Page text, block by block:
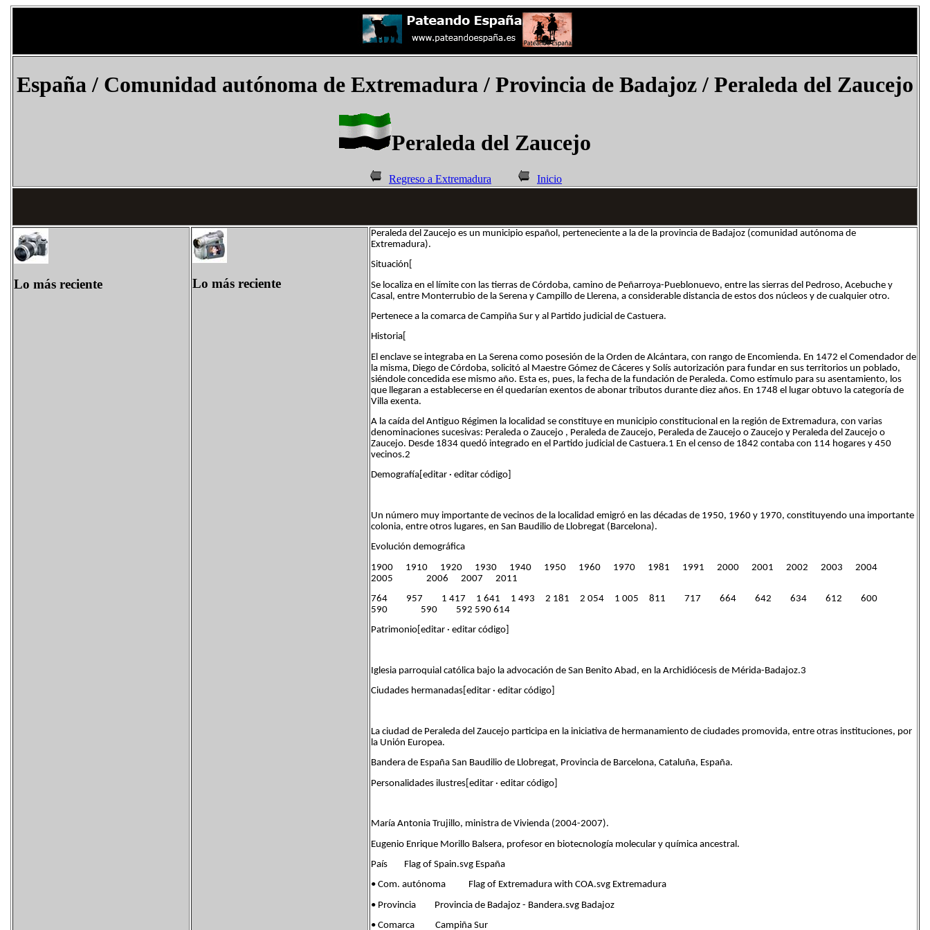
España/ Comunidad autónoma de Extremadura/ Provincia de Badajoz / Peraleda del Zaucejo
Peraleda del Zaucejo
Regreso a Extremadura Inicio
Lo más reciente Lo más reciente
Peraleda del Zaucejo es un municipio español, perteneciente a la de la provincia de Badajoz (comunidad autónoma de
Extremadura).
Situación[
Se localiza en el límite con las tierras de Córdoba, camino de Peñarroya-Pueblonuevo, entre las sierras del Pedroso, Acebuche y
Casal, entre Monterrubio de la Serena y Campillo de Llerena, a considerable distancia de estos dos núcleos y de cualquier otro.
Pertenece a la comarca de Campiña Sur y al Partido judicial de Castuera.
Historia[
El enclave se integraba en La Serena como posesión de la Orden de Alcántara, con rango de Encomienda. En 1472 el Comendador de
la misma, Diego de Córdoba, solicitó al Maestre Gómez de Cáceres y Solís autorización para fundar en sus territorios un poblado,
siéndole concedida ese mismo año. Esta es, pues, la fecha de la fundación de Peraleda. Como estímulo para su asentamiento, los
que llegaran a establecerse en él quedarían exentos de abonar tributos durante diez años. En 1748 el lugar obtuvo la categoría de
Villa exenta.
A la caída del Antiguo Régimen la localidad se constituye en municipio constitucional en la región de Extremadura, con varias
denominaciones sucesivas: Peraleda o Zaucejo , Peraleda de Zaucejo, Peraleda de Zaucejo o Zaucejo y Peraleda del Zaucejo o
Zaucejo. Desde 1834 quedó integrado en el Partido judicial de Castuera.1 En el censo de 1842 contaba con 114 hogares y 450
vecinos.2
Demografía[editar · editar código]
Un número muy importante de vecinos de la localidad emigró en las décadas de 1950, 1960 y 1970, constituyendo una importante
colonia, entre otros lugares, en San Baudilio de Llobregat (Barcelona).
Evolución demográfica
1900 1910 1920 1930 1940 1950 1960 1970 1981 1991 2000 2001 2002 2003 2004
2005 2006 2007 2011
764 957 1 417 1 641 1 493 2 181 2 054 1 005 811 717 664 642 634 612 600
590 590 592 590 614
Patrimonio[editar · editar código]
Iglesia parroquial católica bajo la advocación de San Benito Abad, en la Archidiócesis de Mérida-Badajoz.3
Ciudades hermanadas[editar · editar código]
La ciudad de Peraleda del Zaucejo participa en la iniciativa de hermanamiento de ciudades promovida, entre otras instituciones, por
la Unión Europea.
Bandera de España San Baudilio de Llobregat, Provincia de Barcelona, Cataluña, España.
Personalidades ilustres[editar · editar código]
María Antonia Trujillo, ministra de Vivienda (2004-2007).
Eugenio Enrique Morillo Balsera, profesor en biotecnología molecular y química ancestral.
País Flag of Spain.svg España
• Com. autónoma Flag of Extremadura with COA.svg Extremadura
• Provincia Provincia de Badajoz - Bandera.svg Badajoz
• Comarca Campiña Sur